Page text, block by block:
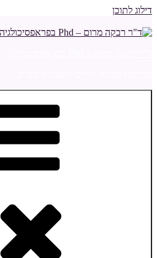
דילוג לתוכן